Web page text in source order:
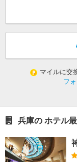
マイルに交
フ
兵庫の ホテル